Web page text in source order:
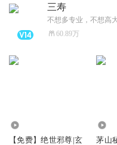
三寿
不想多专业，不想高
60.89万
【免费】绝世邪尊|玄
茅山